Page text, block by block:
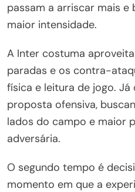
passam a arriscar mais
maior intensidade.
A Inter costuma
paradas e os contra-
física e leitura de jogo. Já
proposta ofensiva,
lados do campo e maior
adversária.
O segundo tempo é
momento em que a